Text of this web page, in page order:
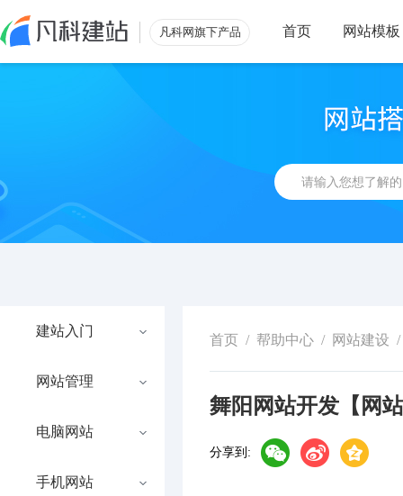
凡科网旗下产品 首页 网站模板
建站入门
网站管理
电脑网站
手机网站
首页 / 帮助中心 / 网站建设 /
舞阳网站开发【网
分享到: